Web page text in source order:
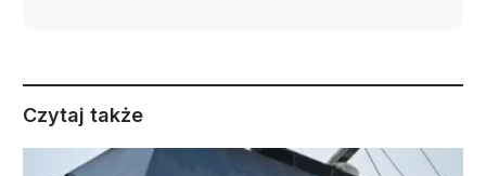
Czytaj także